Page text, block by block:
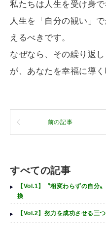
私たちは人生を受け身
人生を「自分の観い」
えるべきです。
なぜなら、その繰り返
が、あなたを幸福に導
前の記事
すべての記事
【Vol.1】〝相変わらずの自分
換
【Vol.2】努力を成功させる三